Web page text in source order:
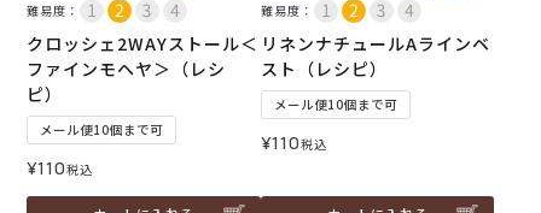
難易度：
クロッシェ2WAYストール＜
ファインモヘヤ＞（レシ
ピ）
メール便10個まで可
¥110税込
難易度：
リネンナチュールAラインベ
スト（レシピ）
メール便10個まで可
¥110税込